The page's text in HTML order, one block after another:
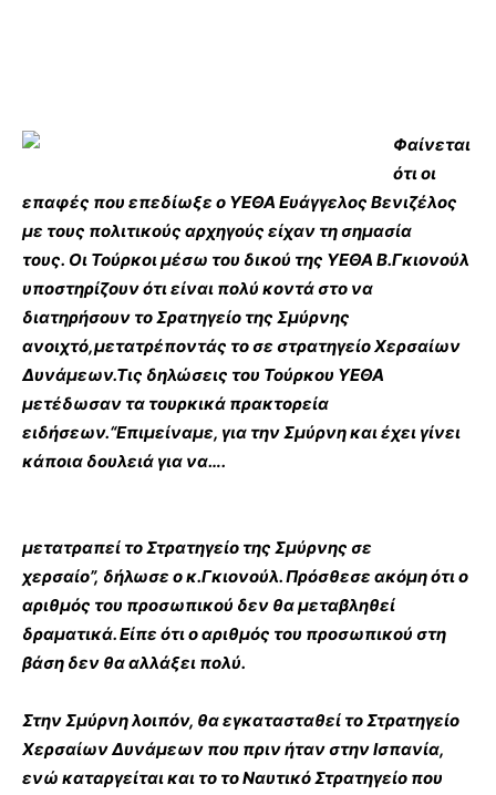
Φαίνεται
ότι οι
επαφές που επεδίωξε ο ΥΕΘΑ Ευάγγελος Βενιζέλος
με τους πολιτικούς αρχηγούς είχαν τη σημασία
τους. Οι Τούρκοι μέσω του δικού της ΥΕΘΑ Β.Γκιονούλ
υποστηρίζουν ότι είναι πολύ κοντά στο να
διατηρήσουν το Σρατηγείο της Σμύρνης
ανοιχτό,μετατρέποντάς το σε στρατηγείο Χερσαίων
Δυνάμεων.Τις δηλώσεις του Τούρκου ΥΕΘΑ
μετέδωσαν τα τουρκικά πρακτορεία
ειδήσεων.“Επιμείναμε, για την Σμύρνη και έχει γίνει
κάποια δουλειά για να….
μετατραπεί το Στρατηγείο της Σμύρνης σε
χερσαίο”, δήλωσε ο κ.Γκιονούλ. Πρόσθεσε ακόμη ότι ο
αριθμός του προσωπικού δεν θα μεταβληθεί
δραματικά. Είπε ότι ο αριθμός του προσωπικού στη
βάση δεν θα αλλάξει πολύ.
Στην Σμύρνη λοιπόν, θα εγκατασταθεί το Στρατηγείο
Χερσαίων Δυνάμεων που πριν ήταν στην Ισπανία,
ενώ καταργείται και το το Ναυτικό Στρατηγείο που